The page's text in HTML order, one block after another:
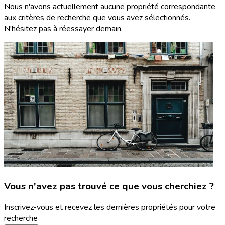
Nous n'avons actuellement aucune propriété correspondante
aux critères de recherche que vous avez sélectionnés.
N'hésitez pas à réessayer demain.
Vous n'avez pas trouvé ce que vous cherchiez ?
Inscrivez-vous et recevez les dernières propriétés pour votre
recherche